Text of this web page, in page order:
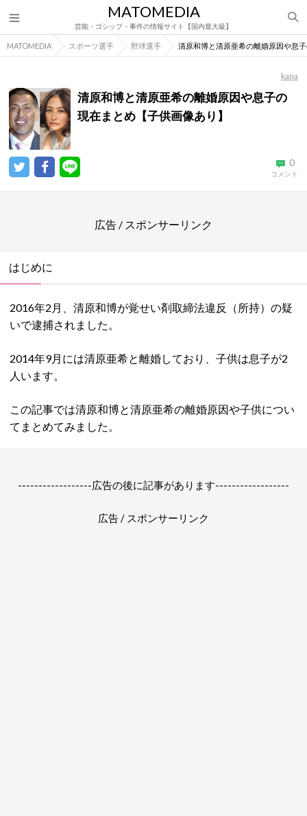
MATOMEDIA
芸能・ゴシップ・事件の情報サイト【国内最大級】
MATOMEDIA スポーツ選手 野球選手 清原和博と清原亜希の離婚原因や息
kana
清原和博と清原亜希の離婚原因や息子の
現在まとめ【子供画像あり】
0
コメント
広告 / スポンサーリンク
はじめに
2016年2月、清原和博が覚せい剤取締法違反（所持）の疑
いで逮捕されました。
2014年9月には清原亜希と離婚しており、子供は息子が2
人います。
この記事では清原和博と清原亜希の離婚原因や子供につい
てまとめてみました。
------------------広告の後に記事があります------------------
広告 / スポンサーリンク